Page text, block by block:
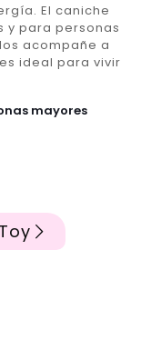
El caniche
y para personas
acompañe a
ideal para vivir
mayores